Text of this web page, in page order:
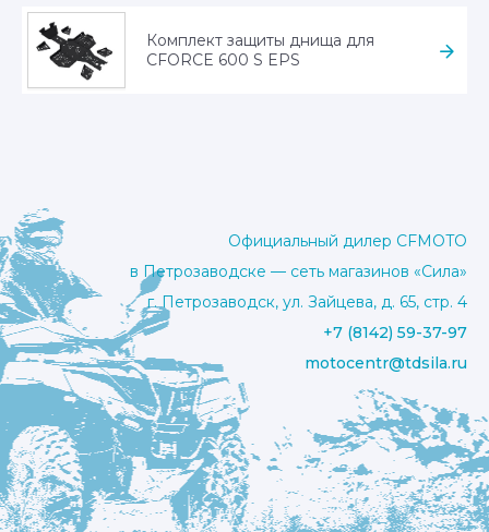
Комплект защиты днища для
CFORCE 600 S EPS
Официальный дилер CFMOTO
в Петрозаводске — сеть магазинов «Сила»
г. Петрозаводск, ул. Зайцева, д. 65, стр. 4
+7 (8142) 59-37-97
motocentr@tdsila.ru